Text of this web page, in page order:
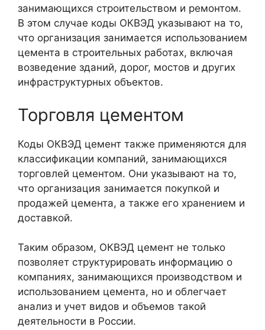
занимающихся строительством и ремонтом.
В этом случае коды ОКВЭД указывают на то,
что организация занимается использованием
цемента в строительных работах, включая
возведение зданий, дорог, мостов и других
инфраструктурных объектов.
Торговля цементом
Коды ОКВЭД цемент также применяются для
классификации компаний, занимающихся
торговлей цементом. Они указывают на то,
что организация занимается покупкой и
продажей цемента, а также его хранением и
доставкой.
Таким образом, ОКВЭД цемент не только
позволяет структурировать информацию о
компаниях, занимающихся производством и
использованием цемента, но и облегчает
анализ и учет видов и объемов такой
деятельности в России.